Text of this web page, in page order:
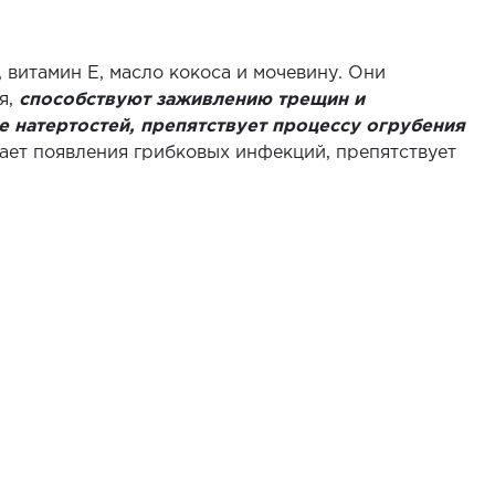
витамин Е, масло кокоса и мочевину. Они
способствуют заживлению трещин и
препятствует процессу огрубения
появления грибковых инфекций, препятствует